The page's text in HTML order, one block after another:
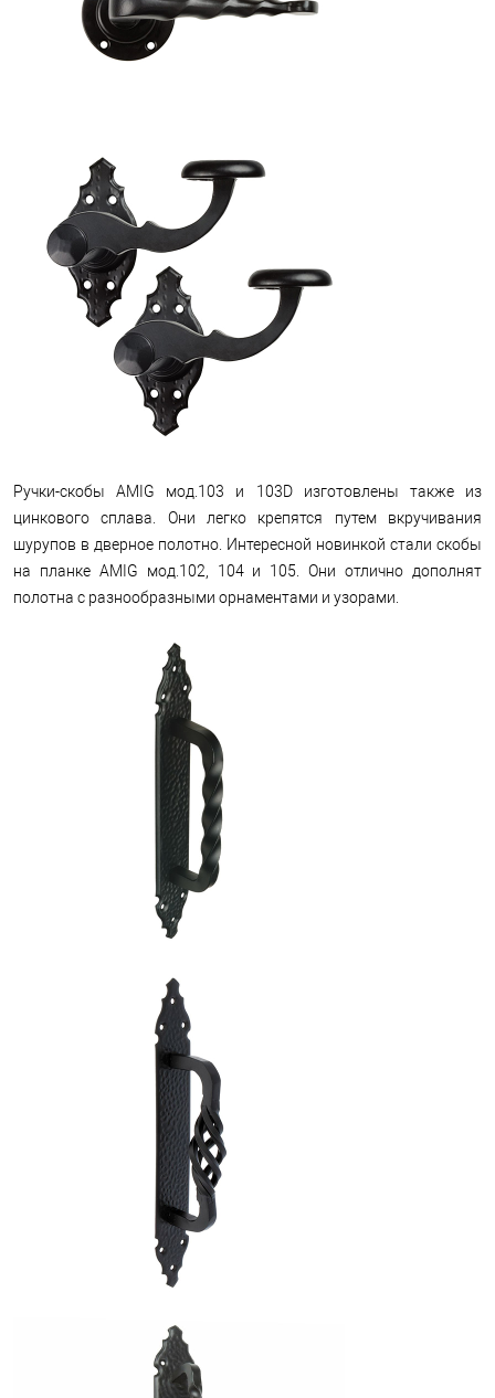
Ручки-скобы AMIG мод.103 и 103D изготовлены также из
цинкового сплава. Они легко крепятся путем вкручивания
шурупов в дверное полотно. Интересной новинкой стали скобы
на планке AMIG мод.102, 104 и 105. Они отлично дополнят
полотна с разнообразными орнаментами и узорами.